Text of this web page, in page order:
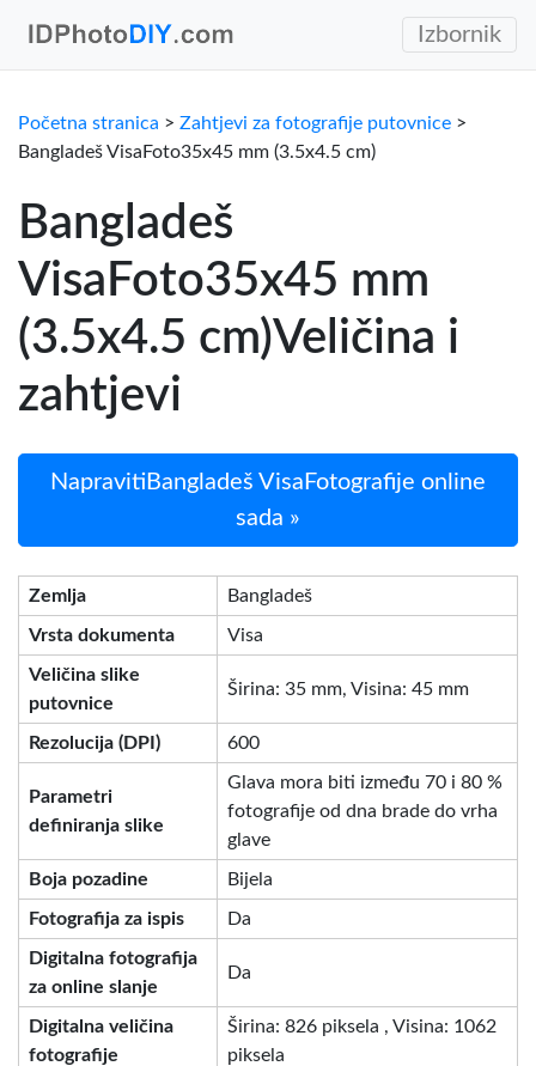
Izbornik
Početna stranica > Zahtjevi za fotografije putovnice >
Bangladeš VisaFoto35x45 mm (3.5x4.5 cm)
Bangladeš
VisaFoto35x45 mm
(3.5x4.5 cm)Veličina i
zahtjevi
NapravitiBangladeš VisaFotografije online
sada »
Zemlja Bangladeš
Vrsta dokumenta Visa
Veličina slike
putovnice
Širina: 35 mm, Visina: 45 mm
Rezolucija (DPI) 600
Parametri
definiranja slike
Glava mora biti između 70 i 80 %
fotografije od dna brade do vrha
glave
Boja pozadine Bijela
Fotografija za ispis Da
Digitalna fotografija
za online slanje
Da
Digitalna veličina
fotografije
Širina: 826 piksela , Visina: 1062
piksela